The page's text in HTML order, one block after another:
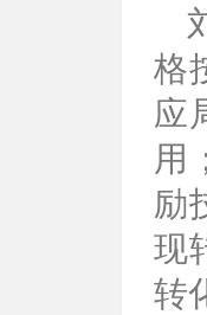
格
应
用
励
现
转